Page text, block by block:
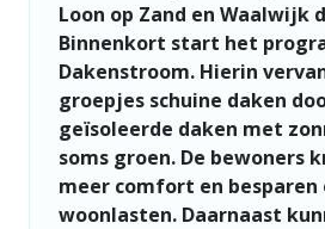
Loon op Zand en Waalwijk
Binnenkort start het
Dakenstroom. Hierin
groepjes schuine daken
geïsoleerde daken met
soms groen. De bewoners
meer comfort en besparen
woonlasten. Daarnaast